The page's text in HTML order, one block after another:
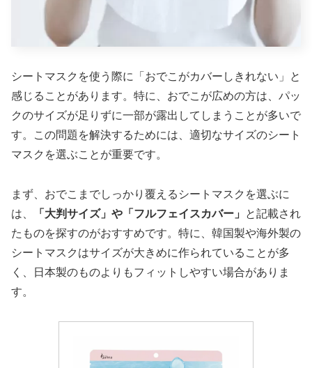
シートマスクを使う際に「おでこがカバーしきれない」と
感じることがあります。特に、おでこが広めの方は、パッ
クのサイズが足りずに一部が露出してしまうことが多いで
す。この問題を解決するためには、適切なサイズのシート
マスクを選ぶことが重要です。
まず、おでこまでしっかり覆えるシートマスクを選ぶに
は、
「大判サイズ」や「フルフェイスカバー」
と記載され
たものを探すのがおすすめです。特に、韓国製や海外製の
シートマスクはサイズが大きめに作られていることが多
く、日本製のものよりもフィットしやすい場合がありま
す。